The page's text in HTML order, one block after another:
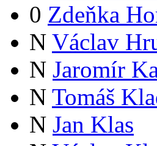
0 Zdeňka
N Václav
N Jaromír
N Tomáš
N Jan Klas